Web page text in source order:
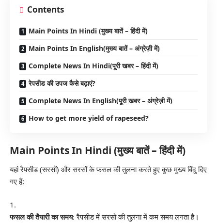
Contents
Main Points In Hindi (मुख्य बातें – हिंदी में)
Main Points In English(मुख्य बातें – अंग्रेज़ी में)
Complete News In Hindi(पूरी खबर – हिंदी में)
रेपसीड की उपज कैसे बढ़ाएं?
Complete News In English(पूरी खबर – अंग्रेज़ी में)
How to get more yield of rapeseed?
Main Points In Hindi (मुख्य बातें – हिंदी में)
यहां रैपसीड (सरसों) और सरसों के फसल की तुलना करते हुए कुछ मुख्य बिंदु दिए
गए हैं:
फसल की तैयारी का समय: रैपसीड में सरसों की तुलना में कम समय लगता है।